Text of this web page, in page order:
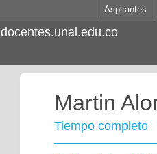
Aspirantes
docentes.unal.edu.co
Martin
Tiempo completo